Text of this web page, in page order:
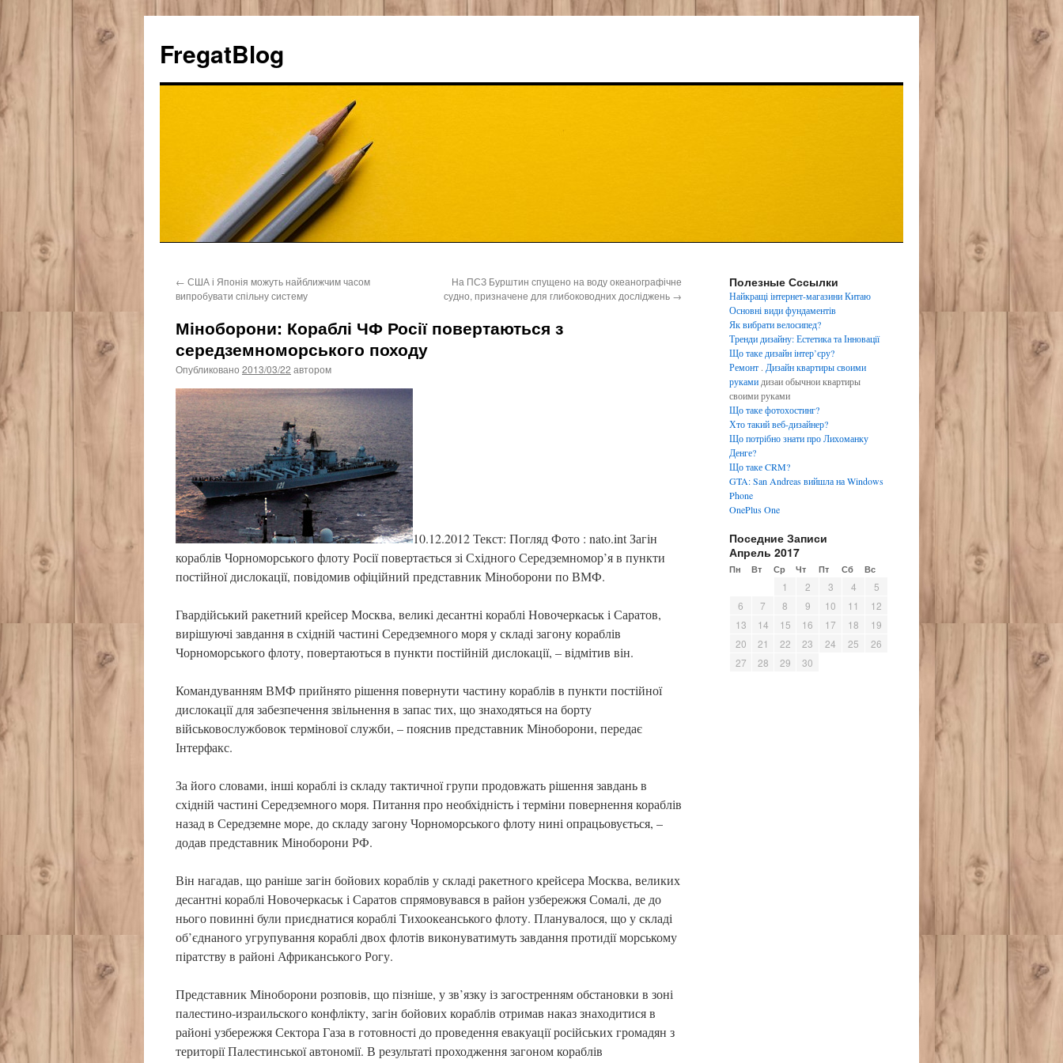
FregatBlog
← США і Японія можуть найближчим часом
випробувати спільну систему
На ПСЗ Бурштин спущено на воду океанографічне
судно, призначене для глибоководних досліджень →
Міноборони: Кораблі ЧФ Росії повертаються з
середземноморського походу
Опубликовано 2013/03/22 автором
10.12.2012 Текст: Погляд Фото : nato.int Загін
кораблів Чорноморського флоту Росії повертається зі Східного Середземномор’я в пункти
постійної дислокації, повідомив офіційний представник Міноборони по ВМФ.
Гвардійський ракетний крейсер Москва, великі десантні кораблі Новочеркаськ і Саратов,
вирішуючі завдання в східній частині Середземного моря у складі загону кораблів
Чорноморського флоту, повертаються в пункти постійній дислокації, – відмітив він.
Командуванням ВМФ прийнято рішення повернути частину кораблів в пункти постійної
дислокації для забезпечення звільнення в запас тих, що знаходяться на борту
військовослужбовок термінової служби, – пояснив представник Міноборони, передає
Інтерфакс.
За його словами, інші кораблі із складу тактичної групи продовжать рішення завдань в
східній частині Середземного моря. Питання про необхідність і терміни повернення кораблів
назад в Середземне море, до складу загону Чорноморського флоту нині опрацьовується, –
додав представник Міноборони РФ.
Він нагадав, що раніше загін бойових кораблів у складі ракетного крейсера Москва, великих
десантні кораблі Новочеркаськ і Саратов спрямовувався в район узбережжя Сомалі, де до
нього повинні були приєднатися кораблі Тихоокеанського флоту. Планувалося, що у складі
об’єднаного угрупування кораблі двох флотів виконуватимуть завдання протидії морському
піратству в районі Африканського Рогу.
Представник Міноборони розповів, що пізніше, у зв’язку із загостренням обстановки в зоні
палестино-израильского конфлікту, загін бойових кораблів отримав наказ знаходитися в
районі узбережжя Сектора Газа в готовності до проведення евакуації російських громадян з
території Палестинської автономії. В результаті проходження загоном кораблів
Полезные Сссылки
Найкращі інтернет-магазини Китаю
Основні види фундаментів
Як вибрати велосипед?
Тренди дизайну: Естетика та Інновації
Що таке дизайн інтер’єру?
Ремонт . Дизайн квартиры своими
руками дизаи обычнои квартиры
своими руками
Що таке фотохостинг?
Хто такий веб-дизайнер?
Що потрібно знати про Лихоманку
Денге?
Що таке CRM?
GTA: San Andreas вийшла на Windows
Phone
OnePlus One
Поседние Записи
Апрель 2017
Пн Вт Ср Чт Пт Сб Вс
1 2 3 4
5
6
7 8 9 10 11
12
13
14 15 16 17 18
19
20
21 22 23 24 25
26
27
28 29 30